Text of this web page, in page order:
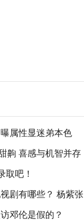
属性显迷弟本色
齁 喜感与机智并存
取吧！
剧有哪些？ 杨紫张
邓伦是假的？